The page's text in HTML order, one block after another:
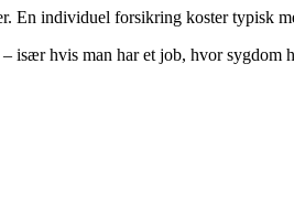
En individuel forsikring koster typisk
især hvis man har et job, hvor sygdom